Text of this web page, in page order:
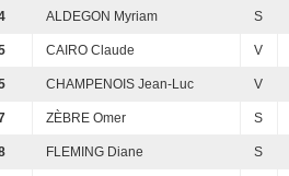
ALDEGON Myriam S
CAIRO Claude V
CHAMPENOIS Jean-Luc V
ZÈBRE Omer S
FLEMING Diane S